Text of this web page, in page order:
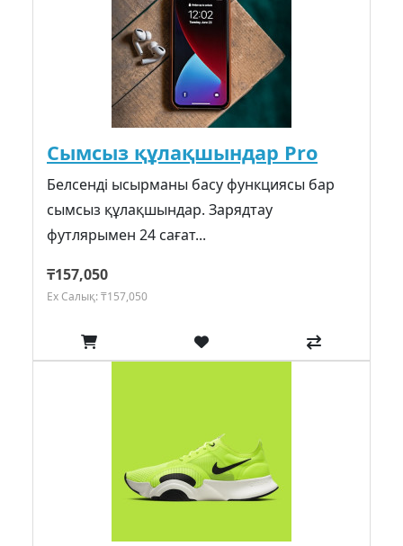
Сымсыз құлақшындар Pro
Белсенді ысырманы басу функциясы бар
сымсыз құлақшындар. Зарядтау
футлярымен 24 сағат...
₸157,050
Ex Салық: ₸157,050